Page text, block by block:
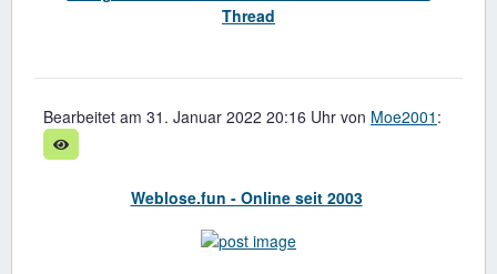
Thread
Bearbeitet am 31. Januar 2022 20:16 Uhr von Moe2001 :
Weblose.fun - Online seit 2003